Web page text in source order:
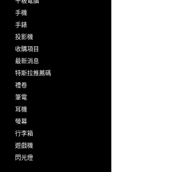
手機
手錶
投影機
收購項目
最新消息
特斯拉推薦碼
禮卷
筆電
耳機
螢幕
行李箱
遊戲機
閃光燈